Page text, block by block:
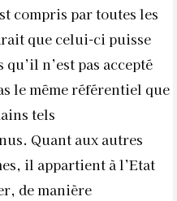
compris par toutes les
que celui-ci puisse
n’est pas accepté
le même référentiel que
tels
Quant aux autres
il appartient à l’Etat
de manière